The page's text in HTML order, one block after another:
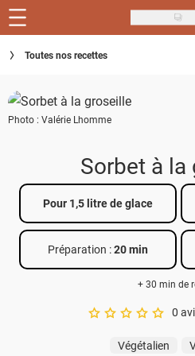
Skip
to
main
Recettes
Inspirations
Conseils
Menu de la semaine
Actus
Téléchargez l'app Saveurs Recettes
Index des recettes
Toutes nos recettes
Photo : Valérie Lhomme
Sorbet à la
Pour 1,5 litre de glace
Préparation :20 min
+ 30 min de
A star rating of 0 out
0
Végétalien